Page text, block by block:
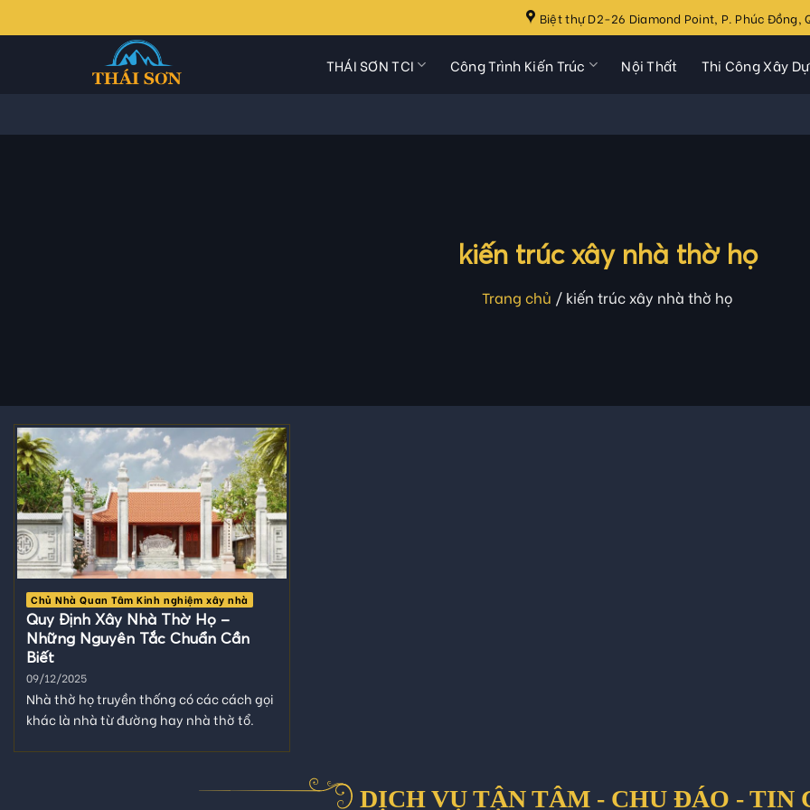
to
Biệt thự D2-26 Diamond Point, P. Phúc Đồng,
THÁI SƠN TCI Công Trình Kiến Trúc Nội Thất Thi Công Xây
kiến trúc xây nhà thờ họ
Trang chủ / kiến trúc xây nhà thờ họ
Chủ Nhà Quan Tâm Kinh nghiệm xây nhà
Quy Định Xây Nhà Thờ Họ –
Những Nguyên Tắc Chuẩn Cần
Biết
09/12/2025
Nhà thờ họ truyền thống có các cách gọi
khác là nhà từ đường hay nhà thờ tổ.
DỊCH VỤ TẬN TÂM - CHU ĐÁO - TIN